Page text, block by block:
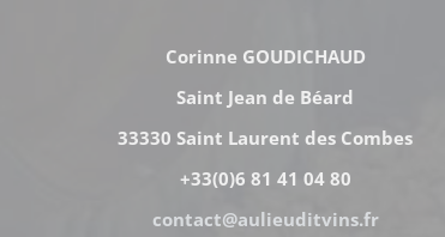
Corinne GOUDICHAUD
Saint Jean de Béard
33330 Saint Laurent des Combes
+33(0)6 81 41 04 80
contact@aulieuditvins.fr